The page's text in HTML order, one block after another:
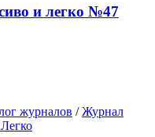
и легко №47
журналов /Журнал